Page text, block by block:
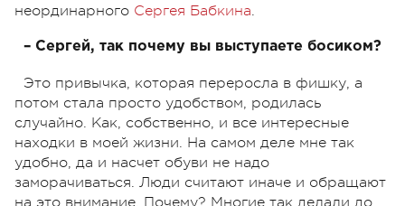
неординарного Сергея Бабкина.
– Сергей, так почему вы выступаете босиком?
Это привычка, которая переросла в фишку, а
потом стала просто удобством, родилась
случайно. Как, собственно, и все интересные
находки в моей жизни. На самом деле мне так
удобно, да и насчет обуви не надо
заморачиваться. Люди считают иначе и обращают
на это внимание. Почему? Многие так делали до